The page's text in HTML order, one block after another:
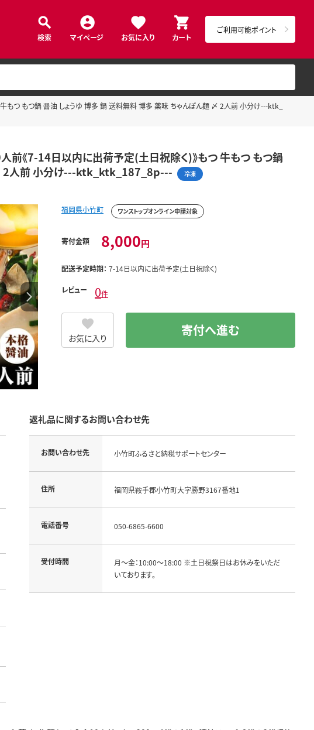
検索 マイページ お気に入り カート
ご利用可能ポイント
もつ もつ鍋 醤油 しょうゆ 博多 鍋 送料無料 博多 薬味 ちゃんぽん麺 〆 2人前 小分け---ktk_
前《7-14日以内に出荷予定(土日祝除く)》もつ 牛もつ もつ鍋
2人前 小分け---ktk_ktk_187_8p---
冷凍
福岡県小竹町 ワンストップオンライン申請対象
寄付金額 8,000円
配送予定時期： 7-14日以内に出荷予定(土日祝除く)
レビュー 0件
お気に入り 寄付へ進む
返礼品に関するお問い合わせ先
お問い合わせ先 小竹町ふるさと納税サポートセンター
住所 福岡県鞍手郡小竹町大字勝野3167番地1
電話番号 050-6865-6600
受付時間
月～金：10:00～18:00 ※土日祝祭日はお休みをいただ
いております。